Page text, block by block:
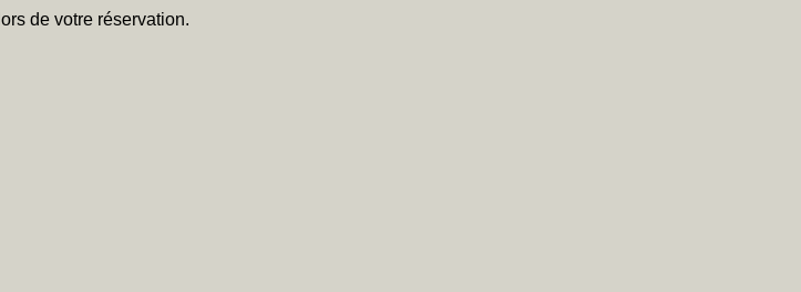
lors de votre réservation.